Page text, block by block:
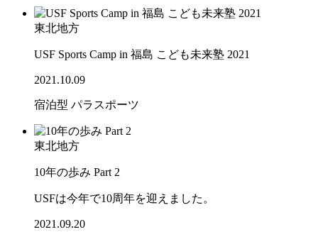
東北地方
USF Sports Camp in 福島 こども未来塾 2021
2021.10.09
宿泊型 パラスポーツ
東北地方
10年の歩み Part 2
USFは今年で10周年を迎えました。
2021.09.20